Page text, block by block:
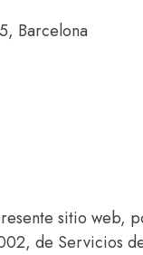
Barcelona
sitio web,
de Servicios